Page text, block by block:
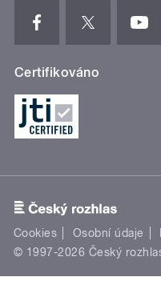
Certifikováno
Cookies Osobní údaje
© 1997-2026 Český